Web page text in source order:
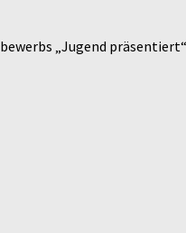
„Jugend